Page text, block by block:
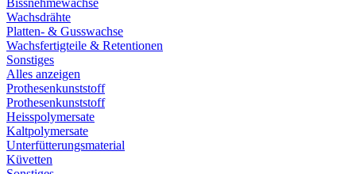
Bissnehmewachse
Wachsdrähte
Platten- & Gusswachse
Wachsfertigteile & Retentionen
Sonstiges
Alles anzeigen
Prothesenkunststoff
Prothesenkunststoff
Heisspolymersate
Kaltpolymersate
Unterfütterungsmaterial
Küvetten